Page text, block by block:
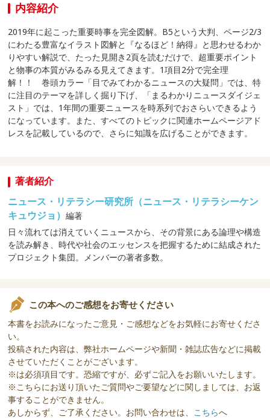
内容紹介
2019年に起こった重要時事を完全図解。B5という大判、ページ2/3
にわたる豊富なイラスト図解と『なるほど！納得』と思わせるわか
りやすい解説で、たった見開き2頁を読むだけで、超重要ポイント
と物事の本質がみるみる見えてきます。1項目2分で完全理
解！！ 巻頭カラー「目でみてわかるニュースの大疑問」では、特
に注目のテーマを詳しく掘り下げ、「まるわかりニュースダイジェ
スト」では、1年間の重要ニュースを時系列でおさらいできるよう
になっています。また、すべてのトピックに関連ホームページアド
レスを記載しているので、さらに知識を広げることができます。
著者紹介
ニュース・リテラシー研究所（ニュース・リテラシーケン
キュウジョ）編著
日々流れては消えていくニュースから、その背景にある論理や構造
を読み解き、時代や社会のエッセンスを把握するために結成された
プロジェクト集団。メンバーの著者多数。
この本へのご感想をお寄せください
本書をお読みになったご意見・ご感想などをお気軽にお寄せくださ
い。
投稿された内容は、弊社ホームページや新聞・雑誌広告などに掲載
させていただくことがございます。
※は必須項目です。恐縮ですが、必ずご記入をお願いいたします。
※こちらにお送り頂いたご質問やご要望などに関しましては、お返
事することができません。
あしからず、ご了承ください。お問い合わせは、 こちらへ